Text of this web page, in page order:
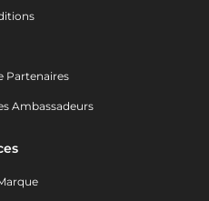
Partenaires
Ambassadeurs